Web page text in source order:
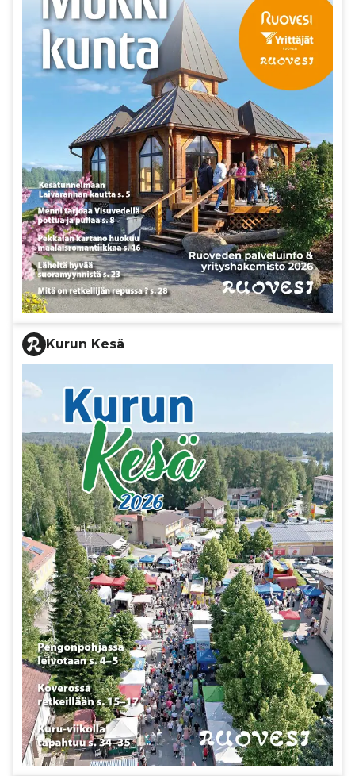
Kurun Kesä